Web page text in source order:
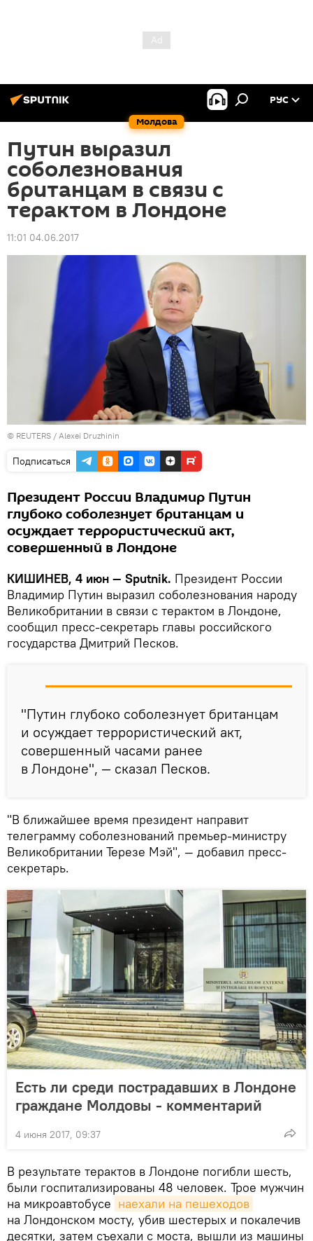
Молдова
РУС
Путин выразил
соболезнования
британцам в связи с
терактом в Лондоне
11:01 04.06.2017
© REUTERS / Alexei Druzhinin
Подписаться
Президент России Владимир Путин
глубоко соболезнует британцам и
осуждает террористический акт,
совершенный в Лондоне
КИШИНЕВ, 4 июн — Sputnik. Президент России
Владимир Путин выразил соболезнования народу
Великобритании в связи с терактом в Лондоне,
сообщил пресс-секретарь главы российского
государства Дмитрий Песков.
"Путин глубоко соболезнует британцам
и осуждает террористический акт,
совершенный часами ранее
в Лондоне", — сказал Песков.
"В ближайшее время президент направит
телеграмму соболезнований премьер-министру
Великобритании Терезе Мэй", — добавил пресс-
секретарь.
Есть ли среди пострадавших в Лондоне
граждане Молдовы - комментарий
4 июня 2017, 09:37
В результате терактов в Лондоне погибли шесть,
были госпитализированы 48 человек. Трое мужчин
на микроавтобусе наехали на пешеходов
на Лондонском мосту, убив шестерых и покалечив
десятки, затем съехали с моста, вышли из машины